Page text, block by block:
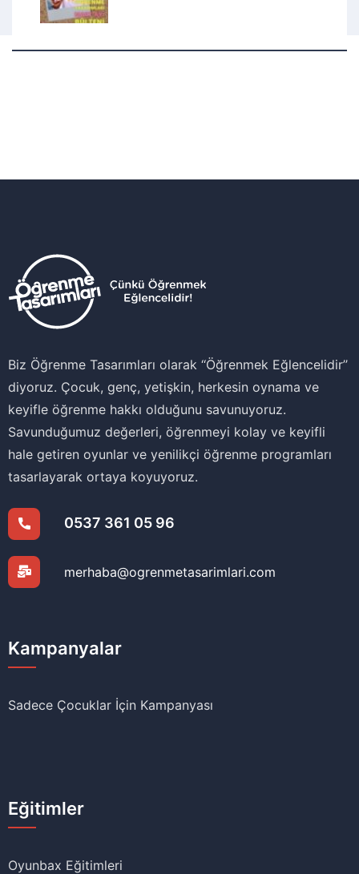
Biz Öğrenme Tasarımları olarak ‘‘Öğrenmek Eğlencelidir’’
diyoruz. Çocuk, genç, yetişkin, herkesin oynama ve
keyifle öğrenme hakkı olduğunu savunuyoruz.
Savunduğumuz değerleri, öğrenmeyi kolay ve keyifli
hale getiren oyunlar ve yenilikçi öğrenme programları
tasarlayarak ortaya koyuyoruz.
0537 361 05 96
merhaba@ogrenmetasarimlari.com
Kampanyalar
Sadece Çocuklar İçin Kampanyası
Eğitimler
Oyunbax Eğitimleri